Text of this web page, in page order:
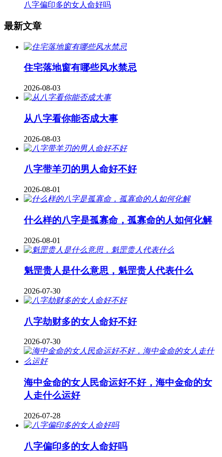
八字偏印多的女人命好吗
最新文章
住宅落地窗有哪些风水禁忌
2026-08-03
从八字看你能否成大事
2026-08-03
八字带羊刃的男人命好不好
2026-08-01
什么样的八字是孤寡命，孤寡命的人如何化解
2026-08-01
魁罡贵人是什么意思，魁罡贵人代表什么
2026-07-30
八字劫财多的女人命好不好
2026-07-30
海中金命的女人民命运好不好，海中金命的女
人走什么运好
2026-07-28
八字偏印多的女人命好吗